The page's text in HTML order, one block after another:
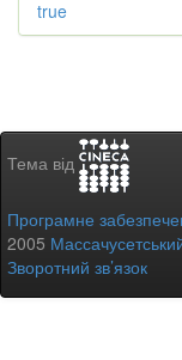
true
Тема від
Програмне
2005
Зворотний зв’язок